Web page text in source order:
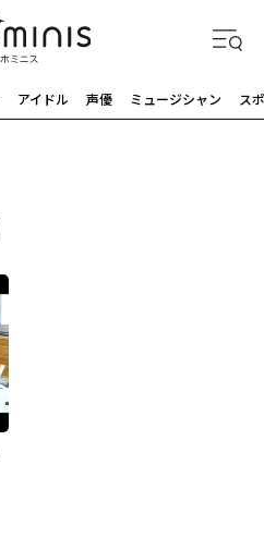
アイドル 声優 ミュージシャン ス